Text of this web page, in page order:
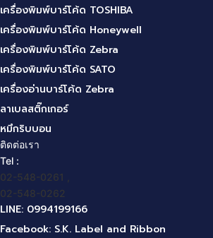
เครื่องพิมพ์บาร์โค้ด TOSHIBA
เครื่องพิมพ์บาร์โค้ด Honeywell
เครื่องพิมพ์บาร์โค้ด Zebra
เครื่องพิมพ์บาร์โค้ด SATO
เครื่องอ่านบาร์โค้ด Zebra
ลาเบลสติ๊กเกอร์
หมึกริบบอน
ติดต่อเรา
Tel :
02-548-0261 ,
02-548-0262
LINE: 0994199166
Facebook: S.K. Label and Ribbon